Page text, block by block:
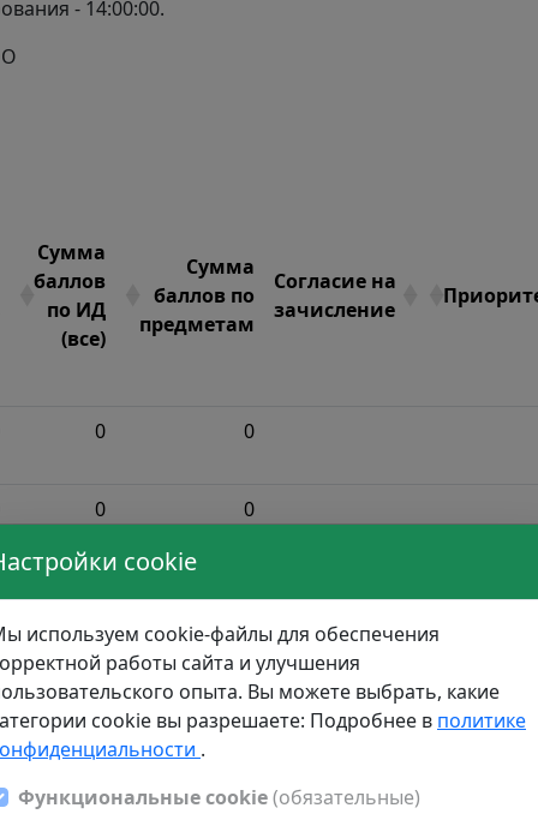
- 14:00:00.
Сумма
баллов
по ИД
(все)
Сумма
баллов по
предметам
Согласие на
зачисление
0 0
0 0
0 0
0
cookie
используем cookie-файлы для обеспечения
работы сайта и улучшения
опыта. Вы можете выбрать, какие
cookie вы разрешаете: Подробнее в политике
.
Функциональные cookie(обязательные)